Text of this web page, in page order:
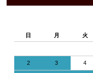
日 月 火
2 3 4